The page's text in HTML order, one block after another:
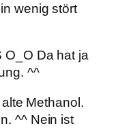
wenig stört
O_O Da hat ja
^^
Methanol.
^^ Nein ist